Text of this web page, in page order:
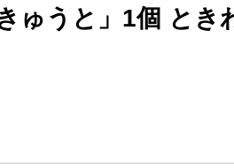
ゅうと」1個 とき